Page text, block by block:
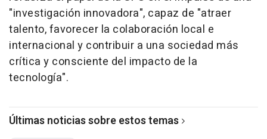
"investigación innovadora", capaz de "atraer
talento, favorecer la colaboración local e
internacional y contribuir a una sociedad más
crítica y consciente del impacto de la
tecnología".
Últimas noticias sobre estos temas